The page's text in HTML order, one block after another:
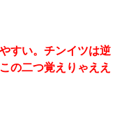
すい。チンイツは逆
の二つ覚えりゃええ